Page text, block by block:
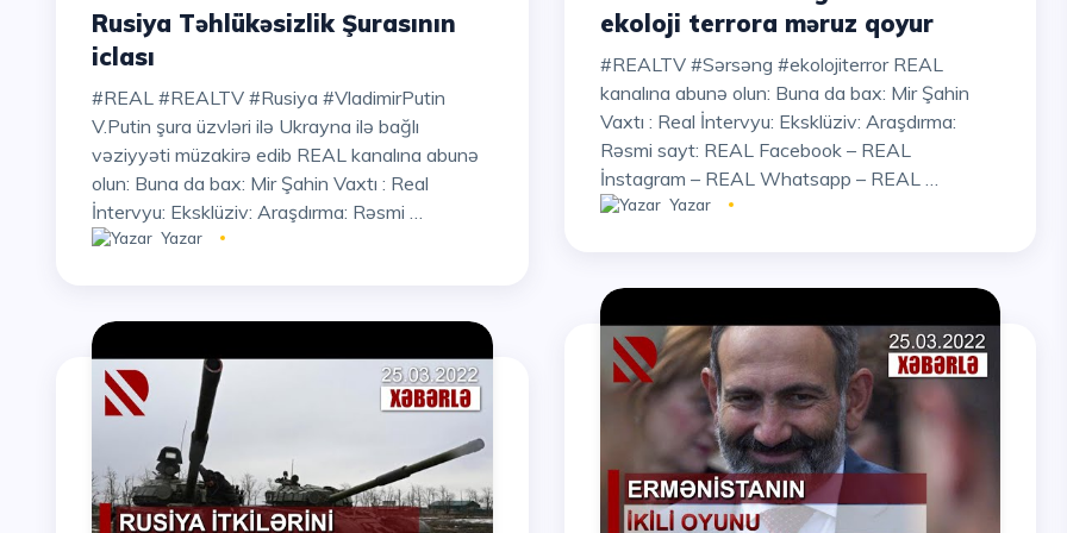
Rusiya Təhlükəsizlik Şurasının
iclası
#REAL #REALTV #Rusiya #VladimirPutin
V.Putin şura üzvləri ilə Ukrayna ilə bağlı
vəziyyəti müzakirə edib REAL kanalına abunə
olun: Buna da bax: Mir Şahin Vaxtı : Real
İntervyu: Eksklüziv: Araşdırma: Rəsmi …
Yazar
ekoloji terrora məruz qoyur
#REALTV #Sərsəng #ekolojiterror REAL
kanalına abunə olun: Buna da bax: Mir Şahin
Vaxtı : Real İntervyu: Eksklüziv: Araşdırma:
Rəsmi sayt: REAL Facebook – REAL
İnstagram – REAL Whatsapp – REAL …
Yazar